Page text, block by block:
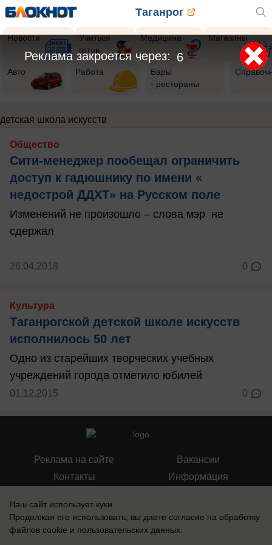
Таганрог
Новости
Учиться
готов
Медицина Магазины
Авто Работа
Бары
- рестораны
детская школа искусств
Общество
Сити-менеджер пообещал ограничить
доступ к гадюшнику по имени «
недострой ДДХТ» на Русском поле
Изменений не произошло – слова мэр не
сдержал
26.04.2018 0
Культура
Таганрогской детской школе искусств
исполнилось 50 лет
Одно из старейших творческих учебных
учреждений города отметило юбилей
01.12.2015 0
Реклама на сайте
Контакты
Вакансии
Информация
Наш сайт использует куки.
Продолжая его использовать, вы даете согласие на обработку
файлов cookie и пользовательских данных.
6
Реклама закроется через: